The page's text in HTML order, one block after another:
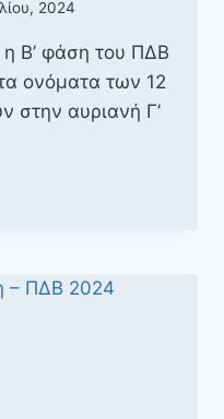
2024
Β’ φάση του ΠΔΒ
ονόματα των 12
στην αυριανή Γ’